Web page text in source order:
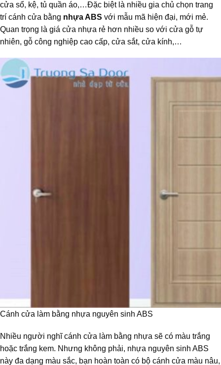
cửa sổ, kệ, tủ quần áo,…Đặc biệt là nhiều gia chủ chọn trang
trí cánh cửa bằng nhựa ABS với mẫu mã hiện đại, mới mẻ.
Quan trọng là giá cửa nhựa rẻ hơn nhiều so với cửa gỗ tự
nhiên, gỗ công nghiệp cao cấp, cửa sắt, cửa kính,…
Cánh cửa làm bằng nhựa nguyên sinh ABS
Nhiều người nghĩ cánh cửa làm bằng nhựa sẽ có màu trắng
hoặc trắng kem. Nhưng không phải, nhựa nguyên sinh ABS
này đa dạng màu sắc, bạn hoàn toàn có bộ cánh cửa màu nâu,